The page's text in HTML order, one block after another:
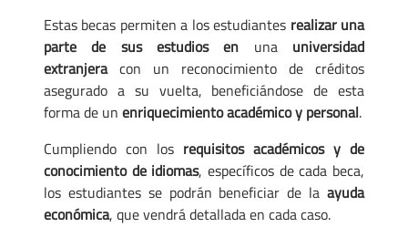
Estas becas permiten a los estudiantes realizar una
parte de sus estudios en una universidad
extranjeracon un reconocimiento de créditos
asegurado a su vuelta, beneficiándose de esta
forma de un enriquecimiento académico y personal.
Cumpliendo con los requisitos académicos y de
conocimiento de idiomas, específicos de cada beca,
los estudiantes se podrán beneficiar de la ayuda
económica, que vendrá detallada en cada caso.